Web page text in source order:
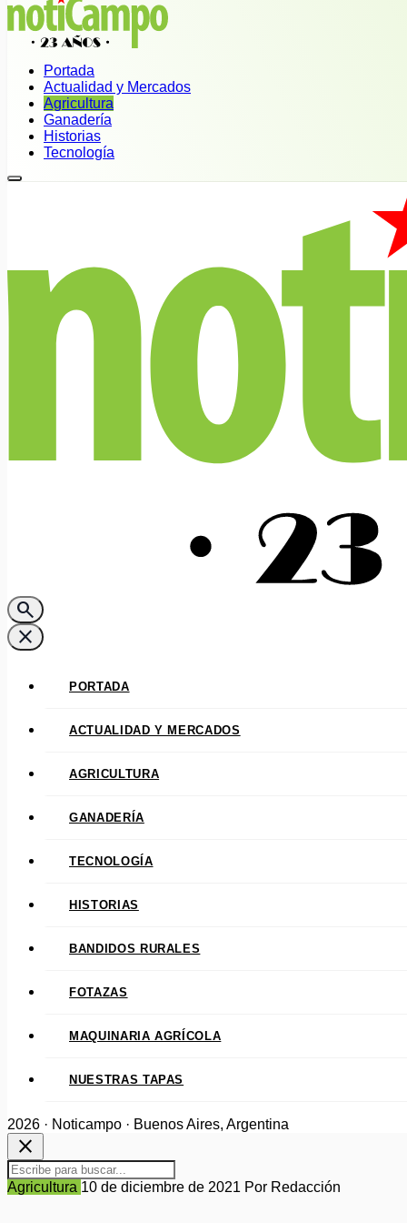
Portada
Actualidad y Mercados
Agricultura
Ganadería
Historias
Tecnología
search
close
PORTADA
ACTUALIDAD Y MERCADOS
AGRICULTURA
GANADERÍA
TECNOLOGÍA
HISTORIAS
BANDIDOS RURALES
FOTAZAS
MAQUINARIA AGRÍCOLA
NUESTRAS TAPAS
2026 · Noticampo · Buenos Aires, Argentina
close
Agricultura 10 de diciembre de 2021 Por Redacción